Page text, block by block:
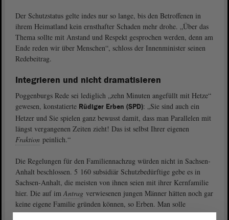
Der Schutzstatus gelte indes nur so lange, bis den Betroffenen in
ihrem Heimatland kein ernsthafter Schaden mehr drohe. „Über das
Thema sollte mit Anstand und Respekt gesprochen werden, denn am
Ende reden wir über Menschen“, schloss der Innenminister seinen
Redebeitrag.
Integrieren und nicht dramatisieren
Poggenburgs Rede sei lediglich „zehn Minuten angefüllt mit Hetze“
gewesen, konstatierte Rüdiger Erben (SPD): „Sie sind auch ein
Hetzer und Sie spielen ganz bewusst damit, dass man Parallelen mit
längst vergangenen Zeiten zieht! Das ist selbst Ihrer eigenen
Fraktion peinlich.“
Die Regelungen für den Familiennachzug würden nicht in Sachsen-
Anhalt beschlossen. 5 160 subsidiär Schutzbedürftige gebe es in
Sachsen-Anhalt, die meisten von ihnen seien mit ihrer Kernfamilie
hier. Die auf imAntrag verwiesenen jungen Männer hätten noch gar
keine eigene Familie gründen können, so Erben. Man solle
integrieren und nicht dramatisieren; der Familiennachzug sei nicht